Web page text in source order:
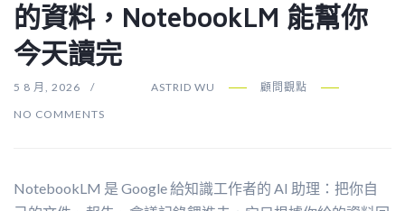
的資料，NotebookLM 能幫你
今天讀完
5 8 月, 2026 ASTRID WU
顧問觀點
NO COMMENTS
NotebookLM 是 Google 給知識工作者的 AI 助理：把你自